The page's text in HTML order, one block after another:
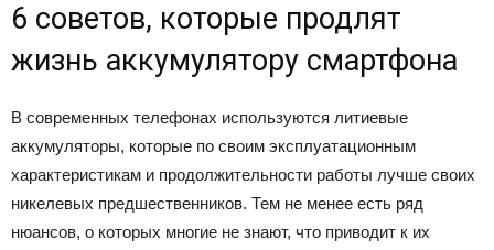
6 советов, которые продлят
жизнь аккумулятору смартфона
В современных телефонах используются литиевые
аккумуляторы, которые по своим эксплуатационным
характеристикам и продолжительности работы лучше своих
никелевых предшественников. Тем не менее есть ряд
нюансов, о которых многие не знают, что приводит к их